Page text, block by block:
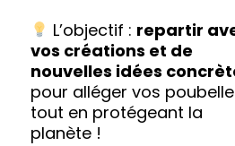
L’objectif : repartir
vos créations et de
nouvelles idées
pour alléger vos
tout en protégeant la
planète !